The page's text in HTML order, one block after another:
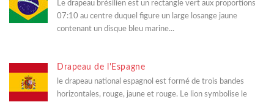
Le drapeau brésilien est un rectangle vert aux proportions
07:10 au centre duquel figure un large losange jaune
contenant un disque bleu marine...
Drapeau de l'Espagne
le drapeau national espagnol est formé de trois bandes
horizontales, rouge, jaune et rouge. Le lion symbolise le